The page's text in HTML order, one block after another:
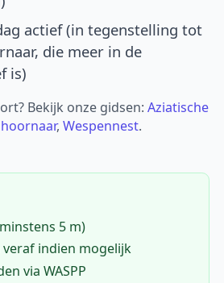
actief (in tegenstelling tot
die meer in de
is)
Bekijk onze gidsen:Aziatische
,Wespennest.
5 m)
indien mogelijk
via WASPP